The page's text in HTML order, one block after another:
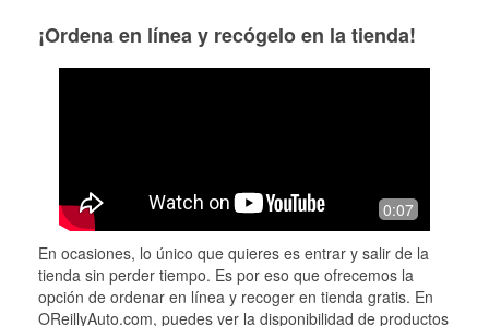
¡Ordena en línea y recógelo en la tienda!
0:07
En ocasiones, lo único que quieres es entrar y salir de la
tienda sin perder tiempo. Es por eso que ofrecemos la
opción de ordenar en línea y recoger en tienda gratis. En
OReillyAuto.com, puedes ver la disponibilidad de productos